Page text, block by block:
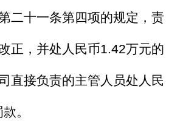
二十一条第四项的规定，责
正，并处人民币1.42万元的
直接负责的主管人员处人民
。